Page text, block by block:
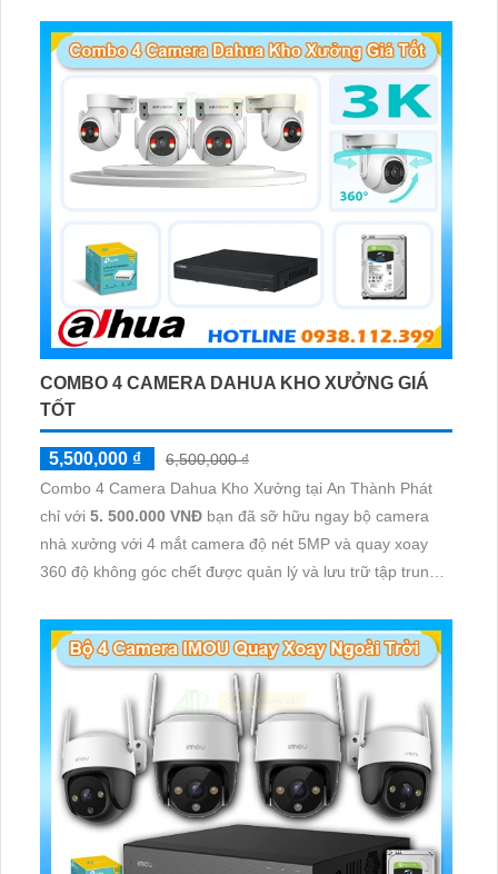
giám sát có màu vào ban đêm
COMBO 4 CAMERA DAHUA KHO XƯỞNG GIÁ
TỐT
5,500,000 ₫
6,500,000 ₫
Combo 4 Camera Dahua Kho Xưởng tại An Thành Phát
chỉ với 5. 500.000 VNĐ bạn đã sỡ hữu ngay bộ camera
nhà xưởng với 4 mắt camera độ nét 5MP và quay xoay
360 độ không góc chết được quản lý và lưu trữ tập trung